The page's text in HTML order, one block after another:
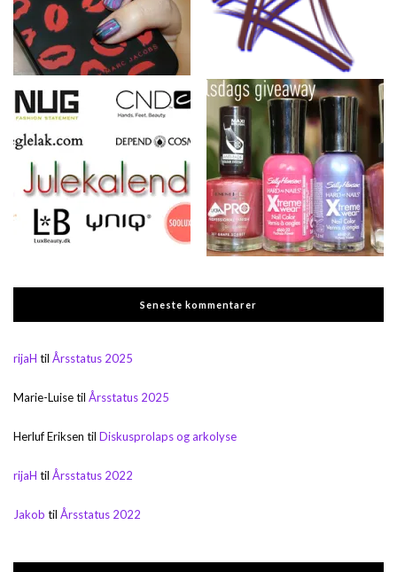
Seneste kommentarer
rijaH til Årsstatus 2025
Marie-Luisetil Årsstatus 2025
Herluf Eriksen til Diskusprolaps og arkolyse
rijaH til Årsstatus 2022
Jakob til Årsstatus 2022